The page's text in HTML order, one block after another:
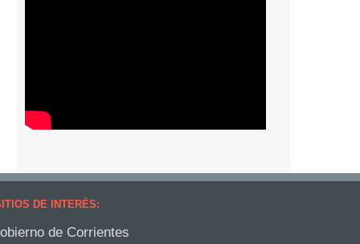
DE INTERÉS:
de Corrientes